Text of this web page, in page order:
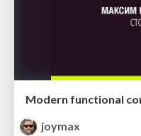
Modern functional
joymax